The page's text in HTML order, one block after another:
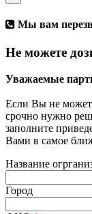
Мы вам
Не можете
Уважаемые
Если Вы не
срочно нужно
заполните
Вами в самое
Название
Город